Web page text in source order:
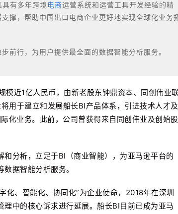
具有多年跨境电商运营系统和运营工具开发经验的精
撑，帮助中国出口电商企业更好地实现全球化业务
前行，为用户提供最全面的数据智能分析服务。
近1亿人民币，由新老股东钟鼎资本、同创伟业
用于建立和发展船长BI产品体系，引进技术人才及
化业务。此前，公司曾获得来自同创伟业及创始股
分析，立足于BI（商业智能），为亚马逊平台的
据智能分析服务。
、智能化、协同化”为企业使命，2018年在深圳
中的核心诉求进行延展。船长BI目前已成为亚马